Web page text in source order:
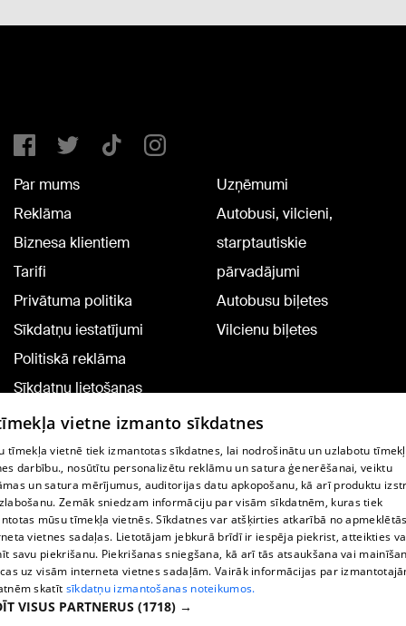
Par mums
Reklāma
Biznesa klientiem
Tarifi
Privātuma politika
Sīkdatņu iestatījumi
Politiskā reklāma
Sīkdatņu lietošanas
noteikumi
Komentāru pievienošana
Uzņēmumi
Autobusi, vilcieni,
starptautiskie
pārvadājumi
Autobusu biļetes
Vilcienu biļetes
TV programma
Līguma noteikumi
360 Ziņu kontakti
Helio Media
Portāla palīdzības dienests: e-pasts -
vietne izmanto sīkdatnes
tīmekļa vietnē tiek izmantotas sīkdatnes, lai nodrošinātu un uzlabotu
darbību., nosūtītu personalizētu reklāmu un satura ģenerēšanai, veiktu
un satura mērījumus, auditorijas datu apkopošanu, kā arī produktu
Zemāk sniedzam informāciju par visām sīkdatnēm, kuras tiek
mūsu tīmekļa vietnēs. Sīkdatnes var atšķirties atkarībā no
vietnes sadaļas. Lietotājam jebkurā brīdī ir iespēja piekrist, atteikties
savu piekrišanu. Piekrišanas sniegšana, kā arī tās atsaukšana vai
uz visām interneta vietnes sadaļām. Vairāk informācijas par
skatīt sīkdatņu izmantošanas noteikumos.
VISUS PARTNERUS (1718) →